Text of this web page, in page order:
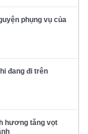
phụng vụ của
đang đi trên
hương tăng vọt